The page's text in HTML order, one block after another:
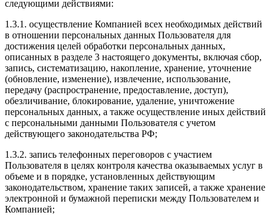
следующими действиями:
1.3.1. осуществление Компанией всех необходимых действий
в отношении персональных данных Пользователя для
достижения целей обработки персональных данных,
описанных в разделе 3 настоящего документы, включая сбор,
запись, систематизацию, накопление, хранение, уточнение
(обновление, изменение), извлечение, использование,
передачу (распространение, предоставление, доступ),
обезличивание, блокирование, удаление, уничтожение
персональных данных, а также осуществление иных действий
с персональными данными Пользователя с учетом
действующего законодательства РФ;
1.3.2. запись телефонных переговоров с участием
Пользователя в целях контроля качества оказываемых услуг в
объеме и в порядке, установленных действующим
законодательством, хранение таких записей, а также хранение
электронной и бумажной переписки между Пользователем и
Компанией;